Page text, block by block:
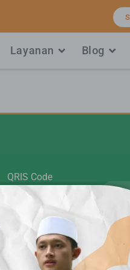
Layanan Blog
QRIS Code